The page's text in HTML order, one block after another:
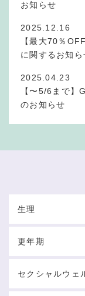
お知らせ
2025.12.16
【最大70％
に関するお知ら
2025.04.23
【〜5/6まで】
のお知らせ
生理
更年期
セクシャルウェ